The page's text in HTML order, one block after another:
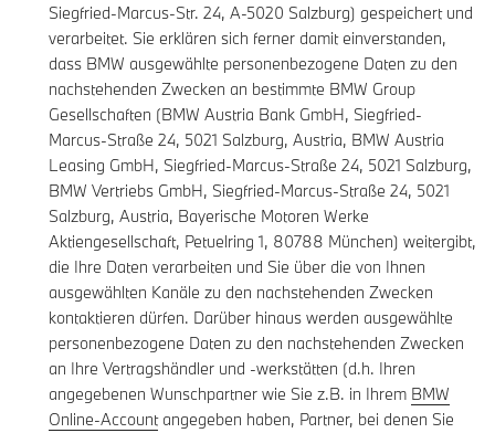
Siegfried-Marcus-Str. 24, A-5020 Salzburg) gespeichert und
verarbeitet. Sie erklären sich ferner damit einverstanden,
dass BMW ausgewählte personenbezogene Daten zu den
nachstehenden Zwecken an bestimmte BMW Group
Gesellschaften (BMW Austria Bank GmbH, Siegfried-
Marcus-Straße 24, 5021 Salzburg, Austria, BMW Austria
Leasing GmbH, Siegfried-Marcus-Straße 24, 5021 Salzburg,
BMW Vertriebs GmbH, Siegfried-Marcus-Straße 24, 5021
Salzburg, Austria, Bayerische Motoren Werke
Aktiengesellschaft, Petuelring 1, 80788 München) weitergibt,
die Ihre Daten verarbeiten und Sie über die von Ihnen
ausgewählten Kanäle zu den nachstehenden Zwecken
kontaktieren dürfen. Darüber hinaus werden ausgewählte
personenbezogene Daten zu den nachstehenden Zwecken
an Ihre Vertragshändler und -werkstätten (d.h. Ihren
angegebenen Wunschpartner wie Sie z.B. in Ihrem BMW
Online-Accountangegeben haben, Partner, bei denen Sie